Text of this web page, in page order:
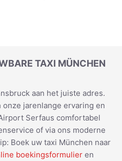
TAXI MÜNCHEN
aan het juiste adres.
jarenlange ervaring en
Serfaus comfortabel
of via ons moderne
Boek uw taxi München naar
boekingsformulier en